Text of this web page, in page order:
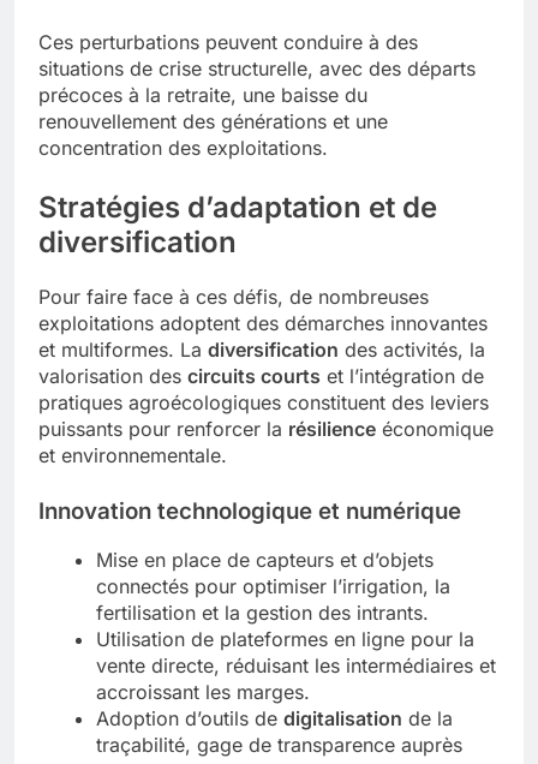
Ces perturbations peuvent conduire à des
situations de crise structurelle, avec des départs
précoces à la retraite, une baisse du
renouvellement des générations et une
concentration des exploitations.
Stratégies d’adaptation et de
diversification
Pour faire face à ces défis, de nombreuses
exploitations adoptent des démarches innovantes
et multiformes. La diversification des activités, la
valorisation des circuits courts et l’intégration de
pratiques agroécologiques constituent des leviers
puissants pour renforcer la résilience économique
et environnementale.
Innovation technologique et numérique
Mise en place de capteurs et d’objets
connectés pour optimiser l’irrigation, la
fertilisation et la gestion des intrants.
Utilisation de plateformes en ligne pour la
vente directe, réduisant les intermédiaires et
accroissant les marges.
Adoption d’outils de digitalisation de la
traçabilité, gage de transparence auprès